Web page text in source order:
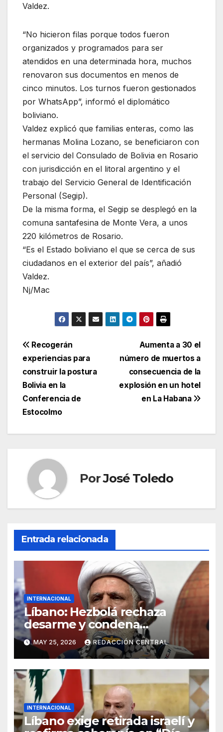
Valdez.
“No hicieron filas porque todos fueron
organizados y programados para ser
atendidos en una determinada hora, muchos
renovaron sus documentos en menos de
cinco minutos. Los turnos fueron gestionados
por WhatsApp”, informó el diplomático
boliviano.
Valdez explicó que familias enteras, como las
hermanas Molina Lozano, se beneficiaron con
el servicio del Consulado de Bolivia en Rosario
con jurisdicción en el litoral argentino y el
trabajo del Servicio General de Identificación
Personal (Segip).
De la misma forma, el Segip se desplegó en la
comuna santafesina de Monte Vera, a unos
220 kilómetros de Rosario.
“Es el Estado boliviano el que se cerca de sus
ciudadanos en el exterior del país”, añadió
Valdez.
Nj/Mac
Navegación
de
entradas
Aumenta a 30 el
número de muertos a
consecuencia de la
explosión en un hotel
en La Habana
Recogerán
experiencias para
construir la postura
Bolivia en la
Conferencia de
Estocolmo
PorJosé Toledo
Entrada relacionada
INTERNACIONAL
Líbano: Hezbolá rechaza
desarme y condena
injerencia de EE.UU.
MAY 25, 2026 REDACCIÓN CENTRAL
INTERNACIONAL
Líbano exige retirada israelí y